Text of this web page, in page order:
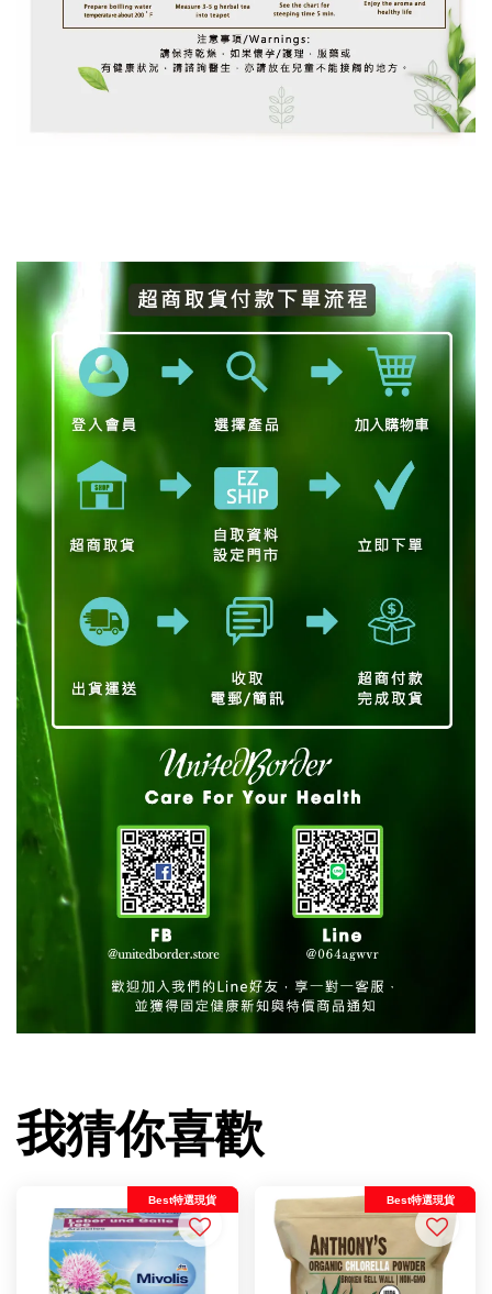
我猜你喜歡
Best特選現貨 Best特選現貨